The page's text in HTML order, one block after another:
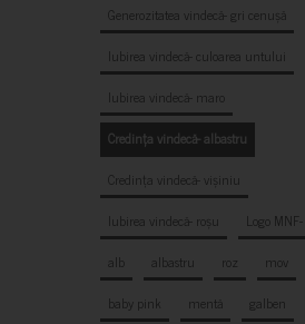
Generozitatea vindecă- gri cenușă
Iubirea vindecă- culoarea untului
Iubirea vindecă- maro
Credința vindecă- albastru
Credința vindecă- vișiniu
Iubirea vindecă- roșu
Logo
alb
albastru roz
mov
baby pink
mentă galben